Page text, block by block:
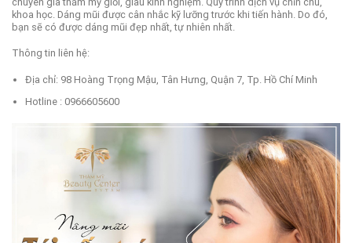
khoa học. Dáng mũi được cân nhắc kỹ lưỡng trước khi tiến hành. Do đó,
bạn sẽ có được dáng mũi đẹp nhất, tự nhiên nhất.
Thông tin liên hệ:
Địa chỉ: 98 Hoàng Trọng Mậu, Tân Hưng, Quận 7, Tp. Hồ Chí Minh
Hotline : 0966605600